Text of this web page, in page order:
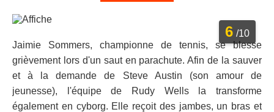
ESPACE
MEMBRE
6 /10
Jaimie Sommers, championne de tennis, se blesse
grièvement lors d'un saut en parachute. Afin de la sauver
et à la demande de Steve Austin (son amour de
jeunesse), l'équipe de Rudy Wells la transforme
également en cyborg. Elle reçoit des jambes, un bras et